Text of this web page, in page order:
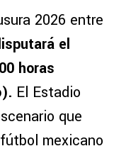
2026 entre
el
horas
El Estadio
que
mexicano